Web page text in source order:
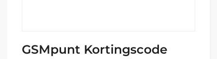
GSMpunt Kortingscode